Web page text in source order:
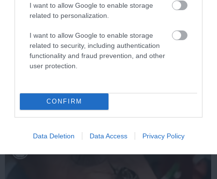
I want to allow Google to enable storage
related to personalization.
I want to allow Google to enable storage
related to security, including authentication
functionality and fraud prevention, and other
user protection.
CONFIRM
Data Deletion Data Access Privacy Policy
Stop Eating These 3 Foods That Are Known to
292 189 379